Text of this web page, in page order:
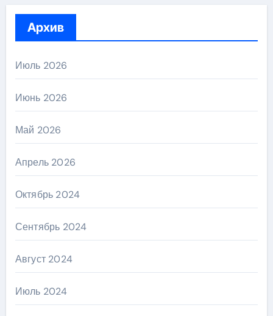
Архив
Июль 2026
Июнь 2026
Май 2026
Апрель 2026
Октябрь 2024
Сентябрь 2024
Август 2024
Июль 2024